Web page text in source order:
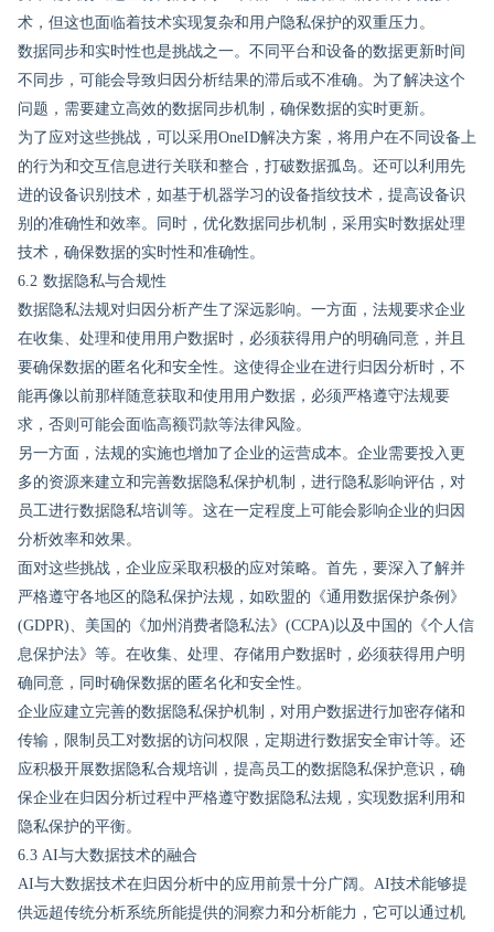
术，但这也面临着技术实现复杂和用户隐私保护的双重压力。
数据同步和实时性也是挑战之一。不同平台和设备的数据更新时间
不同步，可能会导致归因分析结果的滞后或不准确。为了解决这个
问题，需要建立高效的数据同步机制，确保数据的实时更新。
为了应对这些挑战，可以采用OneID解决方案，将用户在不同设备上
的行为和交互信息进行关联和整合，打破数据孤岛。还可以利用先
进的设备识别技术，如基于机器学习的设备指纹技术，提高设备识
别的准确性和效率。同时，优化数据同步机制，采用实时数据处理
技术，确保数据的实时性和准确性。
6.2 数据隐私与合规性
数据隐私法规对归因分析产生了深远影响。一方面，法规要求企业
在收集、处理和使用用户数据时，必须获得用户的明确同意，并且
要确保数据的匿名化和安全性。这使得企业在进行归因分析时，不
能再像以前那样随意获取和使用用户数据，必须严格遵守法规要
求，否则可能会面临高额罚款等法律风险。
另一方面，法规的实施也增加了企业的运营成本。企业需要投入更
多的资源来建立和完善数据隐私保护机制，进行隐私影响评估，对
员工进行数据隐私培训等。这在一定程度上可能会影响企业的归因
分析效率和效果。
面对这些挑战，企业应采取积极的应对策略。首先，要深入了解并
严格遵守各地区的隐私保护法规，如欧盟的《通用数据保护条例》
(GDPR)、美国的《加州消费者隐私法》(CCPA)以及中国的《个人信
息保护法》等。在收集、处理、存储用户数据时，必须获得用户明
确同意，同时确保数据的匿名化和安全性。
企业应建立完善的数据隐私保护机制，对用户数据进行加密存储和
传输，限制员工对数据的访问权限，定期进行数据安全审计等。还
应积极开展数据隐私合规培训，提高员工的数据隐私保护意识，确
保企业在归因分析过程中严格遵守数据隐私法规，实现数据利用和
隐私保护的平衡。
6.3 AI与大数据技术的融合
AI与大数据技术在归因分析中的应用前景十分广阔。AI技术能够提
供远超传统分析系统所能提供的洞察力和分析能力，它可以通过机